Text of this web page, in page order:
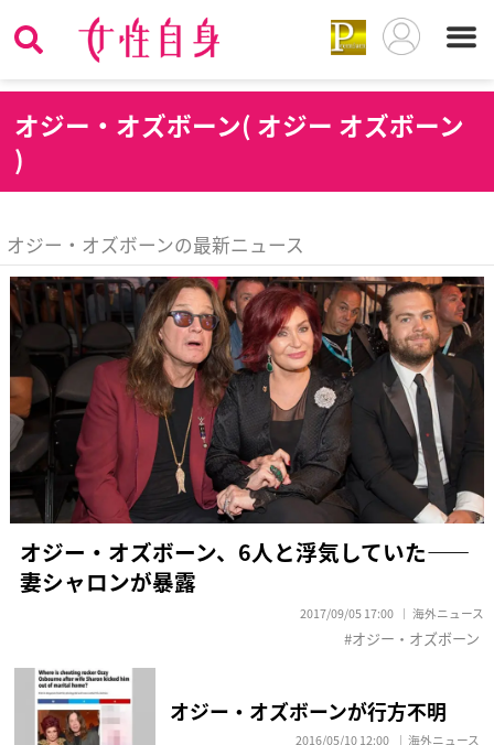
オジー・オズボーン( オジー オズボーン
)
オジー・オズボーンの最新ニュース
オジー・オズボーン、6人と浮気していた——
妻シャロンが暴露
2017/09/05 17:00 海外ニュース
オジー・オズボーン
オジー・オズボーンが行方不明
2016/05/10 12:00 海外ニュース